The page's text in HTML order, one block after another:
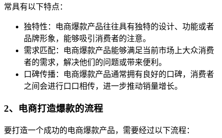
常具有以下特点：
独特性：电商爆款产品往往具有独特的设计、功能或者
品牌形象，能够吸引消费者的注意。
需求匹配：电商爆款产品能够满足当前市场上大众消费
者的需求，解决他们的问题或带来便利。
口碑传播：电商爆款产品通常拥有良好的口碑，消费者
之间会进行口口相传，进一步推动销量增长。
2、电商打造爆款的流程
要打造一个成功的电商爆款产品，需要经过以下流程：